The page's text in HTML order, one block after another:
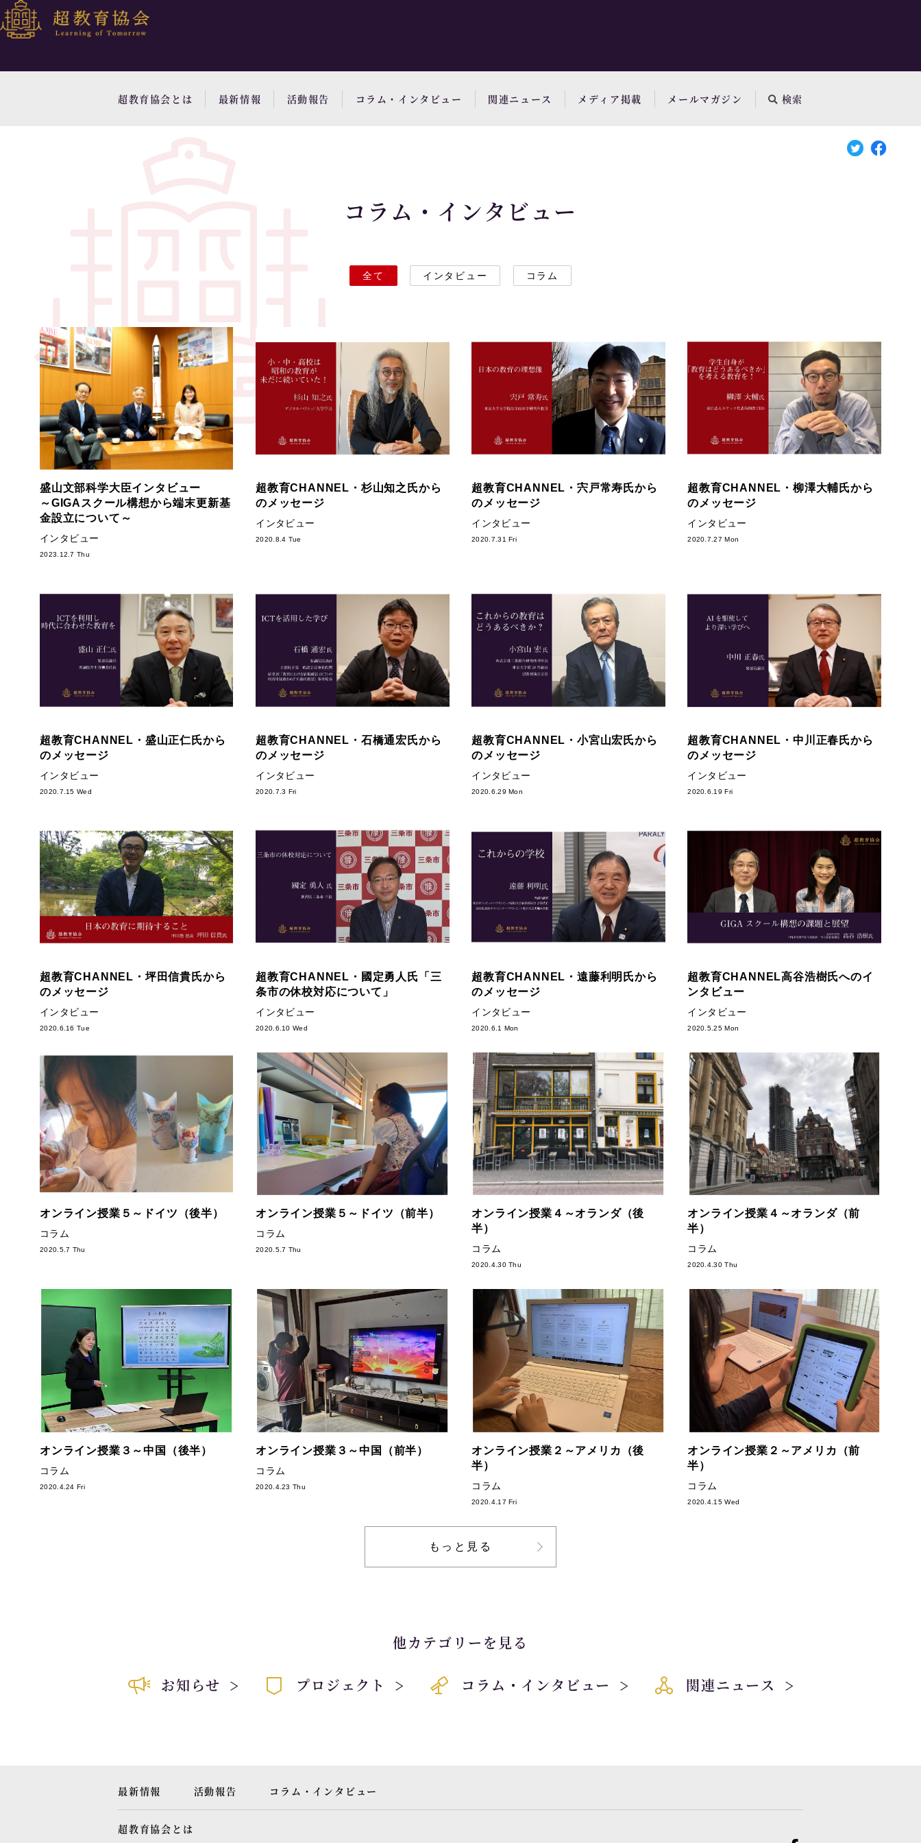
超教育協会とは 最新情報 活動報告 コラム・インタビュー 関連ニュース メディア掲載 メールマガジン 検索
コラム・インタビュー
全て インタビュー コラム
盛山文部科学大臣インタビュー
～GIGAスクール構想から端末更新基
金設立について～
インタビュー
2023.12.7 Thu
超教育CHANNEL・杉山知之氏から
のメッセージ
インタビュー
2020.8.4 Tue
超教育CHANNEL・宍戸常寿氏から
のメッセージ
インタビュー
2020.7.31 Fri
超教育CHANNEL・柳澤大輔氏から
のメッセージ
インタビュー
2020.7.27 Mon
超教育CHANNEL・盛山正仁氏から
のメッセージ
インタビュー
2020.7.15 Wed
超教育CHANNEL・石橋通宏氏から
のメッセージ
インタビュー
2020.7.3 Fri
超教育CHANNEL・小宮山宏氏から
のメッセージ
インタビュー
2020.6.29 Mon
超教育CHANNEL・中川正春氏から
のメッセージ
インタビュー
2020.6.19 Fri
超教育CHANNEL・坪田信貴氏から
のメッセージ
インタビュー
2020.6.16 Tue
超教育CHANNEL・國定勇人氏「三
条市の休校対応について」
インタビュー
2020.6.10 Wed
超教育CHANNEL・遠藤利明氏から
のメッセージ
インタビュー
2020.6.1 Mon
超教育CHANNEL高谷浩樹氏へのイ
ンタビュー
インタビュー
2020.5.25 Mon
オンライン授業５～ドイツ（後半）
コラム
2020.5.7 Thu
オンライン授業５～ドイツ（前半）
コラム
2020.5.7 Thu
オンライン授業４～オランダ（後
半）
コラム
2020.4.30 Thu
オンライン授業４～オランダ（前
半）
コラム
2020.4.30 Thu
オンライン授業３～中国（後半）
コラム
2020.4.24 Fri
オンライン授業３～中国（前半）
コラム
2020.4.23 Thu
オンライン授業２～アメリカ（後
半）
コラム
2020.4.17 Fri
オンライン授業２～アメリカ（前
半）
コラム
2020.4.15 Wed
もっと見る
他カテゴリーを見る
お知らせ プロジェクト コラム・インタビュー 関連ニュース
最新情報 活動報告 コラム・インタビュー
超教育協会とは